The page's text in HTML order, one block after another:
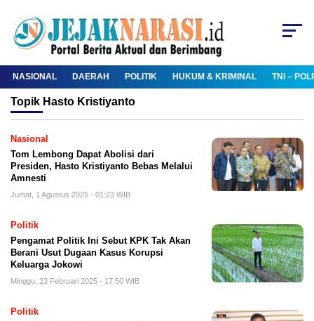
NASIONAL DAERAH POLITIK HUKUM & KRIMINAL TNI –
Topik Hasto Kristiyanto
Nasional
Tom Lembong Dapat Abolisi dari
Presiden, Hasto Kristiyanto Bebas Melalui
Amnesti
Jumat, 1 Agustus 2025 - 01:23 WIB
Politik
Pengamat Politik Ini Sebut KPK Tak Akan
Berani Usut Dugaan Kasus Korupsi
Keluarga Jokowi
Minggu, 23 Februari 2025 - 17:50 WIB
Politik